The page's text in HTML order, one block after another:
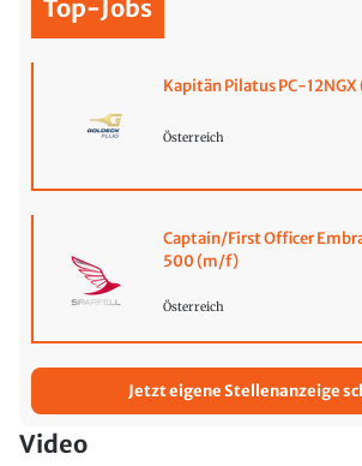
Top-Jobs
Kapitän Pilatus PC-
Österreich
Captain/First Officer
500 (m/f)
Österreich
Jetzt eigene Stellenanzeige
Video